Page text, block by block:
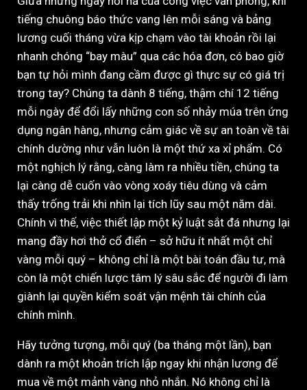
tiếng chuông báo thức vang lên mỗi sáng và bảng
lương cuối tháng vừa kịp chạm vào tài khoản rồi lại
nhanh chóng “bay màu” qua các hóa đơn, có bao giờ
bạn tự hỏi mình đang cầm được gì thực sự có giá trị
trong tay? Chúng ta dành 8 tiếng, thậm chí 12 tiếng
mỗi ngày để đổi lấy những con số nhảy múa trên ứng
dụng ngân hàng, nhưng cảm giác về sự an toàn về tài
chính dường như vẫn luôn là một thứ xa xỉ phẩm. Có
một nghịch lý rằng, càng làm ra nhiều tiền, chúng ta
lại càng dễ cuốn vào vòng xoáy tiêu dùng và cảm
thấy trống trải khi nhìn lại tích lũy sau một năm dài.
Chính vì thế, việc thiết lập một kỷ luật sắt đá nhưng lại
mang đầy hơi thở cổ điển – sở hữu ít nhất một chỉ
vàng mỗi quý – không chỉ là một bài toán đầu tư, mà
còn là một chiến lược tâm lý sâu sắc để người đi làm
giành lại quyền kiểm soát vận mệnh tài chính của
chính mình.
Hãy tưởng tượng, mỗi quý (ba tháng một lần), bạn
dành ra một khoản trích lập ngay khi nhận lương để
mua về một mảnh vàng nhỏ nhắn. Nó không chỉ là